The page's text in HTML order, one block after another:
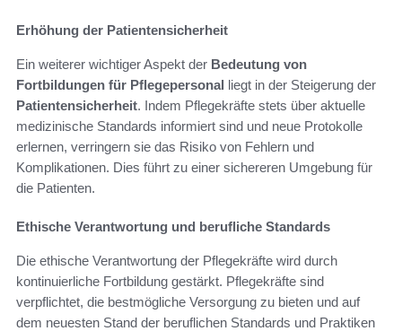
Erhöhung der Patientensicherheit
Ein weiterer wichtiger Aspekt der Bedeutung von
Fortbildungen für Pflegepersonal liegt in der Steigerung der
Patientensicherheit. Indem Pflegekräfte stets über aktuelle
medizinische Standards informiert sind und neue Protokolle
erlernen, verringern sie das Risiko von Fehlern und
Komplikationen. Dies führt zu einer sichereren Umgebung für
die Patienten.
Ethische Verantwortung und berufliche Standards
Die ethische Verantwortung der Pflegekräfte wird durch
kontinuierliche Fortbildung gestärkt. Pflegekräfte sind
verpflichtet, die bestmögliche Versorgung zu bieten und auf
dem neuesten Stand der beruflichen Standards und Praktiken